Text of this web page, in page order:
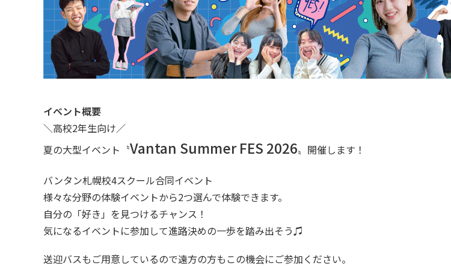
イベント概要
＼高校2年生向け／
夏の大型イベント〝Vantan Summer FES 2026〟開催します！
バンタン札幌校4スクール合同イベント
様々な分野の体験イベントから2つ選んで体験できます。
自分の「好き」を見つけるチャンス！
気になるイベントに参加して進路決めの一歩を踏み出そう♫
送迎バスもご用意しているので遠方の方もこの機会にご参加ください。